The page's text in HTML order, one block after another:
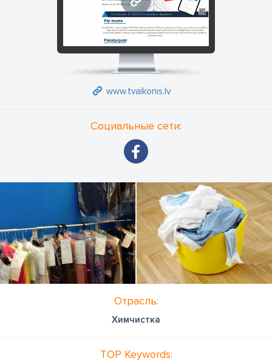
www.tvaikonis.lv
Социальные сети:
Отрасль:
Химчистка
TOP Keywords: